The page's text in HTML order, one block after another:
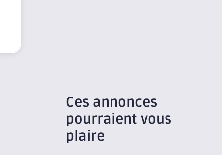
Ces annonces
pourraient vous
plaire